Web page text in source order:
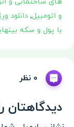
و اتومبیل, دانلود
با پول و سکه
0 نظر
دیدگاهتان